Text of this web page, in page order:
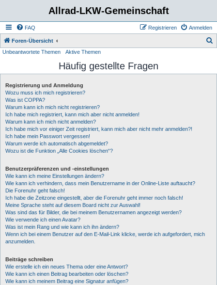
Allrad-LKW-Gemeinschaft
FAQ Anmelden
Registrieren
Foren-Übersicht
h
Unbeantwortete Themen Aktive Themen
Häufig gestellte Fragen
Registrierung und Anmeldung
Wozu muss ich mich registrieren?
Was ist COPPA?
Warum kann ich mich nicht registrieren?
Ich habe mich registriert, kann mich aber nicht anmelden!
Warum kann ich mich nicht anmelden?
Ich habe mich vor einiger Zeit registriert, kann mich aber nicht mehr anmelden?!
Ich habe mein Passwort vergessen!
Warum werde ich automatisch abgemeldet?
Wozu ist die Funktion „Alle Cookies löschen“?
Benutzerpräferenzen und -einstellungen
Wie kann ich meine Einstellungen ändern?
Wie kann ich verhindern, dass mein Benutzername in der Online-Liste auftaucht?
Die Forenuhr geht falsch!
Ich habe die Zeitzone eingestellt, aber die Forenuhr geht immer noch falsch!
Meine Sprache steht auf diesem Board nicht zur Auswahl!
Was sind das für Bilder, die bei meinem Benutzernamen angezeigt werden?
Wie verwende ich einen Avatar?
Was ist mein Rang und wie kann ich ihn ändern?
Wenn ich bei einem Benutzer auf den E-Mail-Link klicke, werde ich aufgefordert, mich
anzumelden.
Beiträge schreiben
Wie erstelle ich ein neues Thema oder eine Antwort?
Wie kann ich einen Beitrag bearbeiten oder löschen?
Wie kann ich meinem Beitrag eine Signatur anfügen?